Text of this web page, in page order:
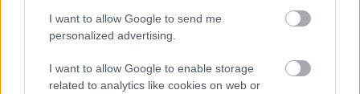
I want to allow Google to send me
personalized advertising.
I want to allow Google to enable storage
related to analytics like cookies on web or